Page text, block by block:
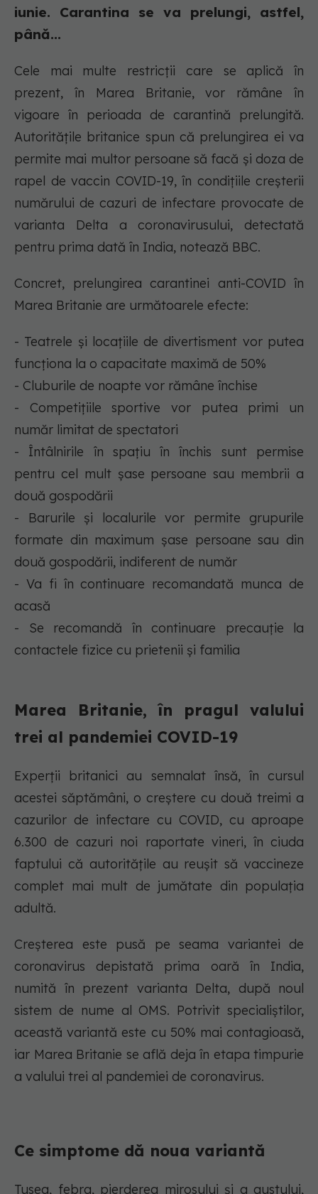
iunie. Carantina se va prelungi, astfel,
până...
Cele mai multe restricții care se aplică în
prezent, în Marea Britanie, vor rămâne în
vigoare în perioada de carantină prelungită.
Autoritățile britanice spun că prelungirea ei va
permite mai multor persoane să facă și doza de
rapel de vaccin COVID-19, în condițiile creșterii
numărului de cazuri de infectare provocate de
varianta Delta a coronavirusului, detectată
pentru prima dată în India, notează BBC.
Concret, prelungirea carantinei anti-COVID în
Marea Britanie are următoarele efecte:
- Teatrele și locațiile de divertisment vor putea
funcționa la o capacitate maximă de 50%
- Cluburile de noapte vor rămâne închise
- Competițiile sportive vor putea primi un
număr limitat de spectatori
- Întâlnirile în spațiu în închis sunt permise
pentru cel mult șase persoane sau membrii a
două gospodării
- Barurile și localurile vor permite grupurile
formate din maximum șase persoane sau din
două gospodării, indiferent de număr
- Va fi în continuare recomandată munca de
acasă
- Se recomandă în continuare precauție la
contactele fizice cu prietenii și familia
Marea Britanie, în pragul valului
trei al pandemiei COVID-19
Experții britanici au semnalat însă, în cursul
acestei săptămâni, o creștere cu două treimi a
cazurilor de infectare cu COVID, cu aproape
6.300 de cazuri noi raportate vineri, în ciuda
faptului că autoritățile au reușit să vaccineze
complet mai mult de jumătate din populația
adultă.
Creșterea este pusă pe seama variantei de
coronavirus depistată prima oară în India,
numită în prezent varianta Delta, după noul
sistem de nume al OMS. Potrivit specialiștilor,
această variantă este cu 50% mai contagioasă,
iar Marea Britanie se află deja în etapa timpurie
a valului trei al pandemiei de coronavirus.
Ce simptome dă noua variantă
Tusea, febra, pierderea mirosului și a gustului,